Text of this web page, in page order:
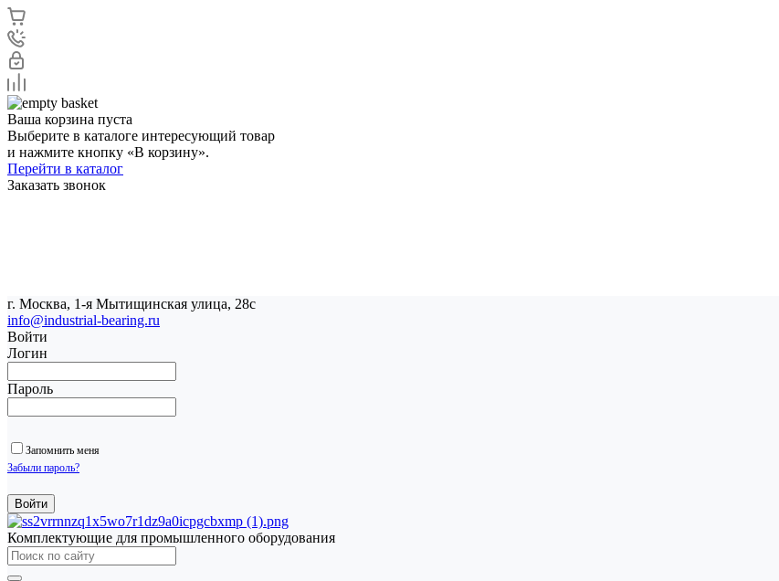
Ваша корзина пуста
Выберите в каталоге интересующий товар
и нажмите кнопку «В корзину».
Перейти в каталог
Заказать звонок
г. Москва, 1-я Мытищинская улица, 28с
info@industrial-bearing.ru
Войти
Логин
Пароль
Запомнить меня
Забыли пароль?
Комплектующие для промышленного оборудования